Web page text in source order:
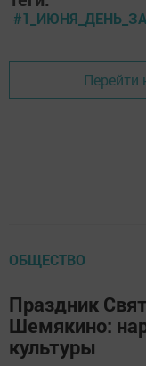
Перейти
ОБЩЕСТВО
Праздник
Шемякино:
культуры